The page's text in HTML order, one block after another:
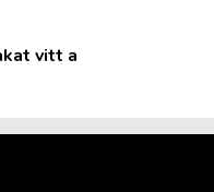
vitt a